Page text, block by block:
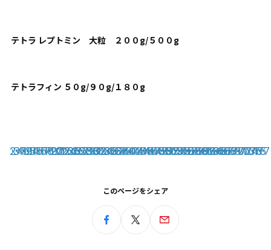
テトラ レプトミン 大粒 ２００g/５００g
テトラフィン ５０g/９０g/１８０g
234111213141516171819
20
21
22
23
24
25
26
27
28
29
30
31
32
33
34
35
36
37
38
39
40
41
42
43
44
45
46
47
48
49
50
51
52
53
54
55
56
57
58
59
60
61
62
63
64
65
66
67
68
69
70
71
72
73
74
75
76
77
このページをシェア